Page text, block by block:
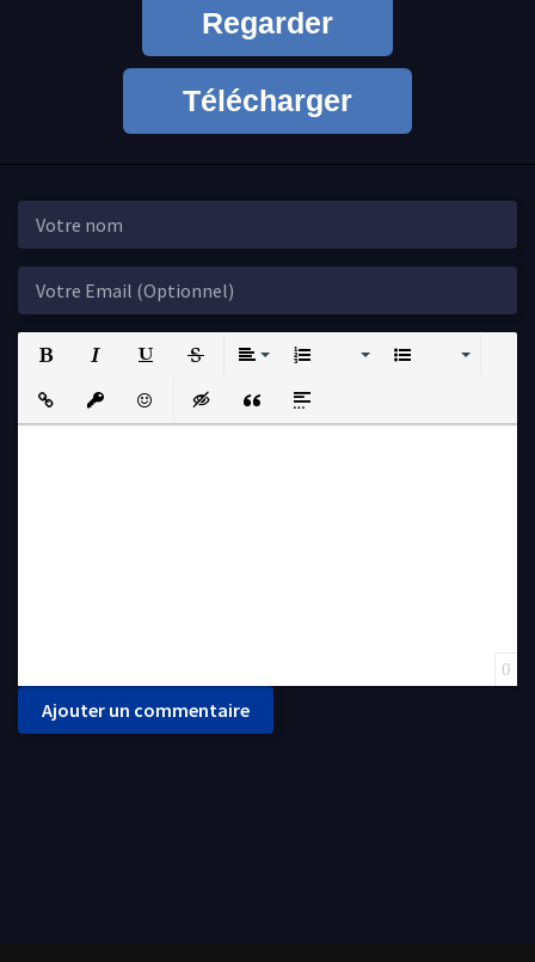
Regarder
Télécharger
Strikethrough
Insert LinkInsert protected link
EmoticonsInsert hidden text
Insert QuoteInsert spoiler
0
Ajouter un commentaire